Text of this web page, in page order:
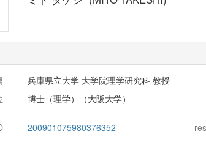
兵庫県立大学 大学院理学研究科 教授
博士（理学）（大阪大学）
200901075980376352